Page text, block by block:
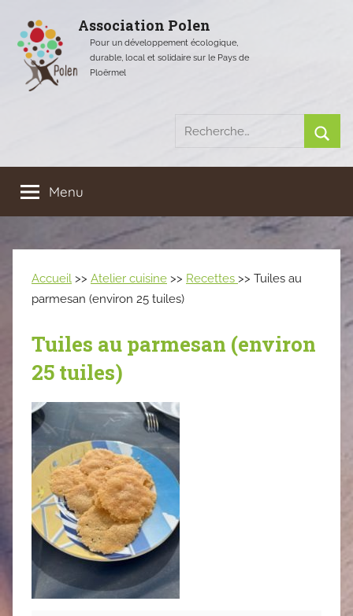
contenu
Association Polen
Pour un développement écologique,
durable, local et solidaire sur le Pays de
Ploërmel
Recherche
:
Menu
Accueil >> Atelier cuisine >> Recettes >> Tuiles au
parmesan (environ 25 tuiles)
Tuiles au parmesan (environ
25 tuiles)